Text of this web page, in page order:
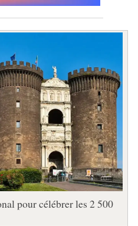
pour célébrer les 2 500